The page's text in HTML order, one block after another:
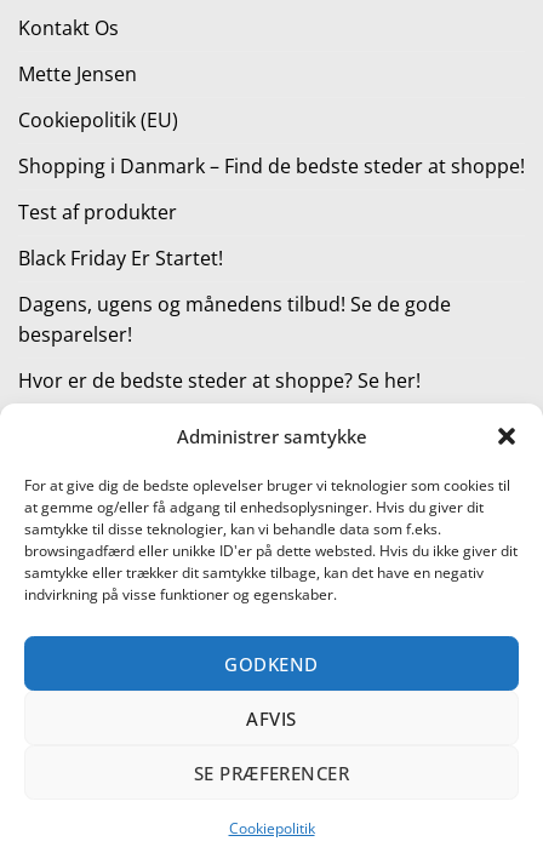
Administrer samtykke
For at give dig de bedste oplevelser bruger vi teknologier som cookies til
at gemme og/eller få adgang til enhedsoplysninger. Hvis du giver dit
samtykke til disse teknologier, kan vi behandle data som f.eks.
browsingadfærd eller unikke ID'er på dette websted. Hvis du ikke giver dit
samtykke eller trækker dit samtykke tilbage, kan det have en negativ
indvirkning på visse funktioner og egenskaber.
GODKEND
AFVIS
SE PRÆFERENCER
Cookiepolitik
Kontakt Os
Mette Jensen
Cookiepolitik (EU)
Shopping i Danmark – Find de bedste steder at shoppe!
Test af produkter
Black Friday Er Startet!
Dagens, ugens og månedens tilbud! Se de gode
besparelser!
Hvor er de bedste steder at shoppe? Se her!
Kategorier
Læs vores guide til online shopping
PayPal Stripe
On
METTE JENSEN
DAGENS, UGENS OG MÅNEDENS TILBUD! SE DE GODE
Copyright 2026 ©Shoppetur